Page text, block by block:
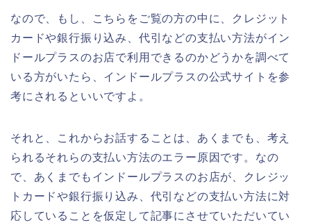
なので、もし、こちらをご覧の方の中に、クレジット
カードや銀行振り込み、代引などの支払い方法がイン
ドールプラスのお店で利用できるのかどうかを調べて
いる方がいたら、インドールプラスの公式サイトを参
考にされるといいですよ。
それと、これからお話することは、あくまでも、考え
られるそれらの支払い方法のエラー原因です。なの
で、あくまでもインドールプラスのお店が、クレジッ
トカードや銀行振り込み、代引などの支払い方法に対
応していることを仮定して記事にさせていただいてい